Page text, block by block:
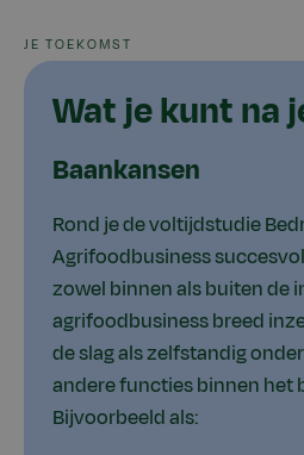
JE TOEKOMST
Wat je kunt na
Baankansen
Rond je de voltijdstudie
Agrifoodbusiness
zowel binnen als buiten de
agrifoodbusiness breed
de slag als zelfstandig
andere functies binnen het
Bijvoorbeeld als: